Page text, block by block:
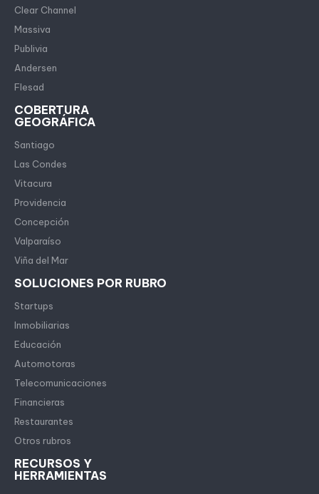
Clear Channel
Massiva
Publivia
Andersen
Flesad
COBERTURA
GEOGRÁFICA
Santiago
Las Condes
Vitacura
Providencia
Concepción
Valparaíso
Viña del Mar
SOLUCIONES POR RUBRO
Startups
Inmobiliarias
Educación
Automotoras
Telecomunicaciones
Financieras
Restaurantes
Otros rubros
RECURSOS Y
HERRAMIENTAS